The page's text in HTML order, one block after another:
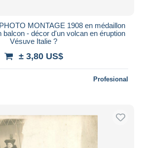
MONTAGE 1908 en médaillon
balcon - décor d'un volcan en éruption
Vésuve Italie ?
± 3,80 US$
Profesional